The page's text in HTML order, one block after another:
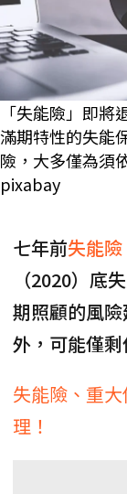
「失能險」即
滿期特性的失能
險，大多僅為須
pixabay
七年前失能險
（2020）底
期照顧的風
外，可能僅
失能險、重
理！